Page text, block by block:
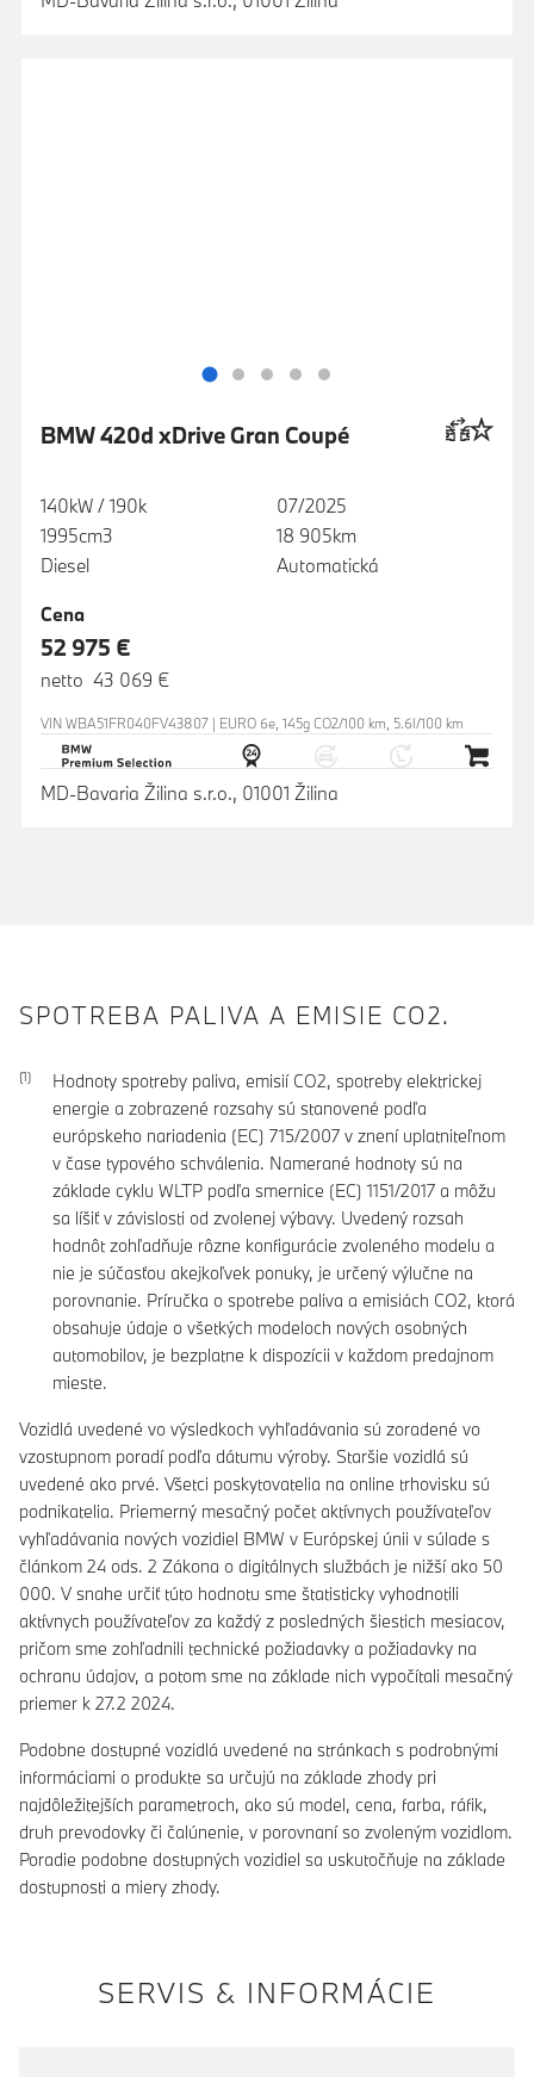
BMW 420d xDrive Gran Coupé
140kW / 190k
1995cm3
Diesel
07/2025
18 905km
Automatická
Cena
52 975 €
netto 43 069 €
VIN WBA51FR040FV43807 | EURO 6e, 145g CO2/100 km, 5.6l/100 km
MD-Bavaria Žilina s.r.o., 01001 Žilina
SPOTREBA PALIVA A EMISIE CO2.
Hodnoty spotreby paliva, emisií CO2, spotreby elektrickej
energie a zobrazené rozsahy sú stanovené podľa
európskeho nariadenia (EC) 715/2007 v znení uplatniteľnom
v čase typového schválenia. Namerané hodnoty sú na
základe cyklu WLTP podľa smernice (EC) 1151/2017 a môžu
sa líšiť v závislosti od zvolenej výbavy. Uvedený rozsah
hodnôt zohľadňuje rôzne konfigurácie zvoleného modelu a
nie je súčasťou akejkoľvek ponuky, je určený výlučne na
porovnanie. Príručka o spotrebe paliva a emisiách CO2, ktorá
obsahuje údaje o všetkých modeloch nových osobných
automobilov, je bezplatne k dispozícii v každom predajnom
mieste.
Vozidlá uvedené vo výsledkoch vyhľadávania sú zoradené vo
vzostupnom poradí podľa dátumu výroby. Staršie vozidlá sú
uvedené ako prvé. Všetci poskytovatelia na online trhovisku sú
podnikatelia. Priemerný mesačný počet aktívnych používateľov
vyhľadávania nových vozidiel BMW v Európskej únii v súlade s
článkom 24 ods. 2 Zákona o digitálnych službách je nižší ako 50
000. V snahe určiť túto hodnotu sme štatisticky vyhodnotili
aktívnych používateľov za každý z posledných šiestich mesiacov,
pričom sme zohľadnili technické požiadavky a požiadavky na
ochranu údajov, a potom sme na základe nich vypočítali mesačný
priemer k 27.2 2024.
Podobne dostupné vozidlá uvedené na stránkach s podrobnými
informáciami o produkte sa určujú na základe zhody pri
najdôležitejších parametroch, ako sú model, cena, farba, ráfik,
druh prevodovky či čalúnenie, v porovnaní so zvoleným vozidlom.
Poradie podobne dostupných vozidiel sa uskutočňuje na základe
dostupnosti a miery zhody.
SERVIS & INFORMÁCIE